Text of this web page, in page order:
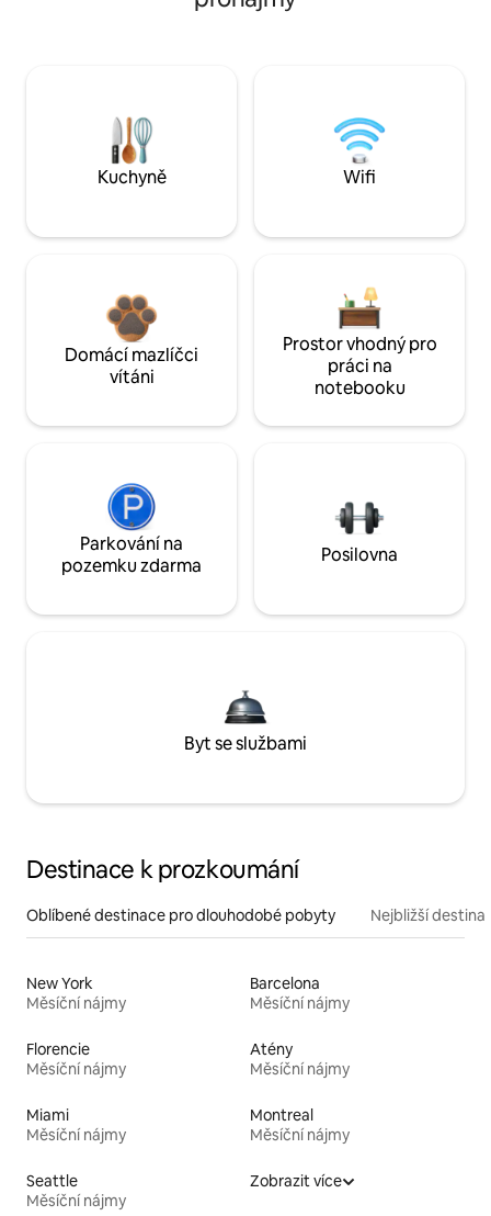
Kuchyně Wifi
Domácí mazlíčci
vítáni
Prostor vhodný pro
práci na
notebooku
Parkování na
pozemku zdarma
Posilovna
Byt se službami
Destinace k prozkoumání
Oblíbené destinace pro dlouhodobé pobyty Nejbližší
New York
Měsíční nájmy
Barcelona
Měsíční nájmy
Florencie
Měsíční nájmy
Atény
Měsíční nájmy
Miami
Měsíční nájmy
Montreal
Měsíční nájmy
Seattle
Měsíční nájmy
Zobrazit více